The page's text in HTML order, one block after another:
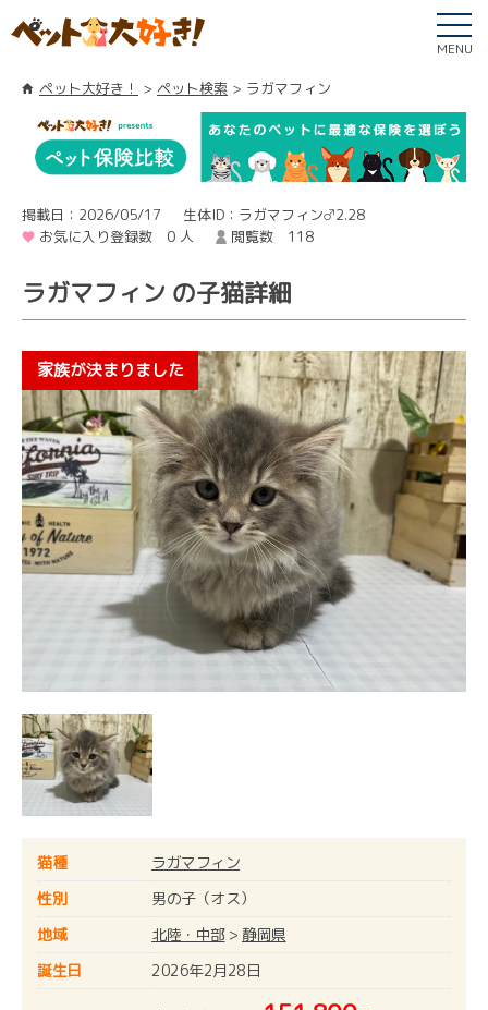
MENU
ペット大好き！ ペット検索 ラガマフィン
掲載日：2026/05/17
生体ID：ラガマフィン♂2.28
お気に入り登録数 0 人
閲覧数 118
ラガマフィン の子猫詳細
猫種
ラガマフィン
性別
男の子（オス）
地域
北陸・中部> 静岡県
誕生日
2026年2月28日